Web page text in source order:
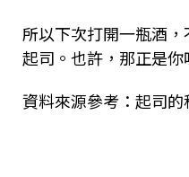
所以下次打開一瓶酒
起司。也許，那正是你
資料來源參考：起司的